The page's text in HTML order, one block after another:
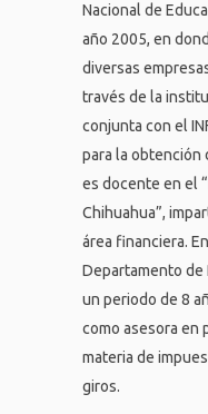
Nacional de
año 2005, en
diversas
través de la
conjunta con el
para la obtención
es docente en el
Chihuahua”,
área financiera.
Departamento de
un periodo de 8
como asesora en
materia de
giros.